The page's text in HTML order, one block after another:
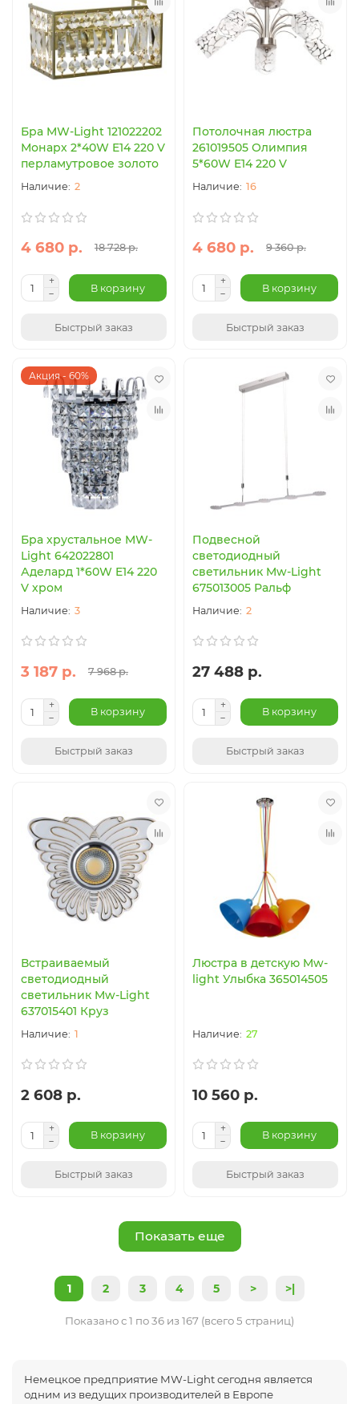
Бра MW-Light 121022202
Монарх 2*40W E14 220 V
перламутровое золото
2
4 680 р. 18 728 р.
В корзину
Быстрый заказ
Потолочная люстра
261019505 Олимпия
5*60W E14 220 V
16
4 680 р. 9 360 р.
В корзину
Быстрый заказ
Акция - 60%
Бра хрустальное MW-
Light 642022801
Аделард 1*60W E14 220
V хром
3
3 187 р. 7 968 р.
В корзину
Быстрый заказ
Подвесной
светодиодный
светильник Mw-Light
675013005 Ральф
2
27 488 р.
В корзину
Быстрый заказ
Встраиваемый
светодиодный
светильник Mw-Light
637015401 Круз
1
2 608 р.
В корзину
Быстрый заказ
Люстра в детскую Mw-
light Улыбка 365014505
27
10 560 р.
В корзину
Быстрый заказ
Показать еще
1 2 3 4 5 > >|
Показано с 1 по 36 из 167 (всего 5 страниц)
Немецкое предприятие MW-Light сегодня является
одним из ведущих производителей в Европе